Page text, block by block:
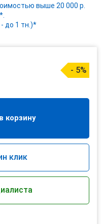
выше 20 000 р.
до 1 тн.)*
- 5%
корзину
клик